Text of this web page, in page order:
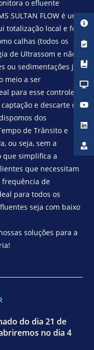
o efluente
SULTAN FLOW é um
totalização local e foi
calhas (todos os
de Ultrassom e não
ou sedimentações já
meio a ser
para esse controle.
e descarte de
dos
de Trânsito e
ou seja, sem a
que simplifica a
que necessitam
frequência de
para todos os
seja com baixo
soluções para a
do dia 21 de
no dia 4